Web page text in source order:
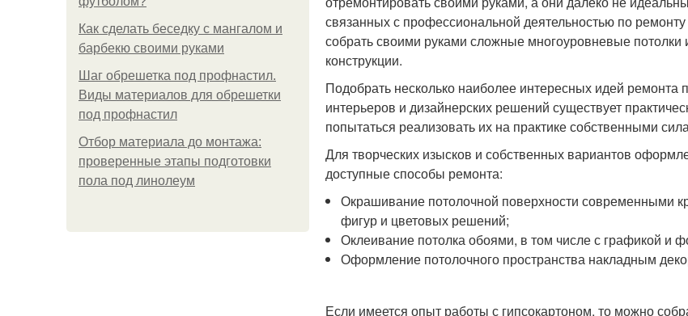
Как сделать беседку с мангалом и
барбекю своими руками
Шаг обрешетка под профнастил.
Виды материалов для обрешетки
под профнастил
Отбор материала до монтажа:
проверенные этапы подготовки
пола под линолеум
связанных с профессиональной деятельностью по
собрать своими руками сложные многоуровневые
конструкции.
Подобрать несколько наиболее интересных идей ремонта
интерьеров и дизайнерских решений существует
попытаться реализовать их на практике собственными
Для творческих изысков и собственных вариантов
доступные способы ремонта:
Окрашивание потолочной поверхности современными
фигур и цветовых решений;
Оклеивание потолка обоями, в том числе с графикой и
Оформление потолочного пространства накладным
Если имеется опыт работы с гипсокартоном, то можно